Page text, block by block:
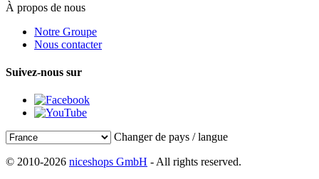
À propos de nous
Notre Groupe
Nous contacter
Suivez-nous sur
Changer de pays / langue
© 2010-2026 niceshops GmbH - All rights reserved.